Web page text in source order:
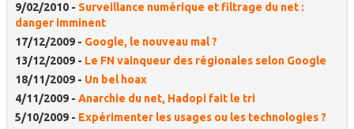
9/02/2010 - Surveillance numérique et filtrage du net :
danger imminent
17/12/2009 - Google, le nouveau mal ?
13/12/2009 - Le FN vainqueur des régionales selon Google
18/11/2009 - Un bel hoax
4/11/2009 - Anarchie du net, Hadopi fait le tri
5/10/2009 - Expérimenter les usages ou les technologies ?